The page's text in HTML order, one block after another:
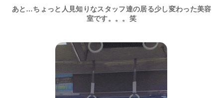
あと…ちょっと人見知りなスタッフ達の居る少し変わった美容
室です。。。笑